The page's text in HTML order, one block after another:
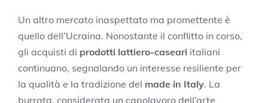
Un altro mercato inaspettato ma promettente è
quello dell’Ucraina. Nonostante il conflitto in corso,
gli acquisti di prodotti lattiero-caseari italiani
continuano, segnalando un interesse resiliente per
la qualità e la tradizione del made in Italy. La
burrata, considerata un capolavoro dell’arte